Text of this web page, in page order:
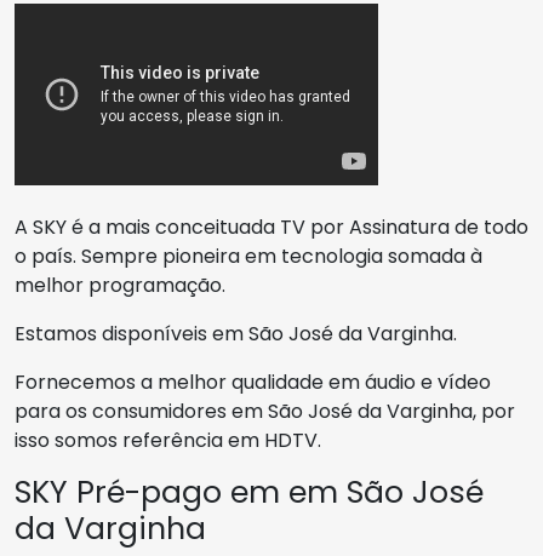
A SKY é a mais conceituada TV por Assinatura de todo
o país. Sempre pioneira em tecnologia somada à
melhor programação.
Estamos disponíveis em São José da Varginha.
Fornecemos a melhor qualidade em áudio e vídeo
para os consumidores em São José da Varginha, por
isso somos referência em HDTV.
SKY Pré-pago em em São José
da Varginha